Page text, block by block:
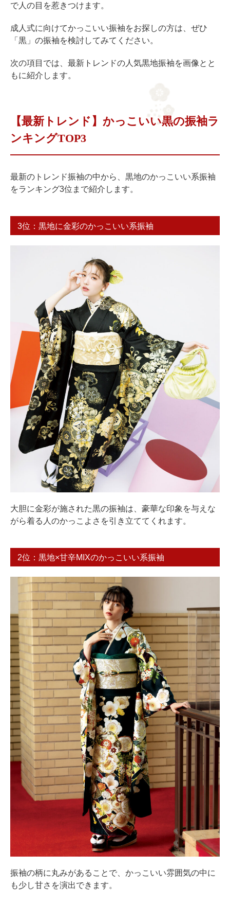
で人の目を惹きつけます。
成人式に向けてかっこいい振袖をお探しの方は、ぜひ
「黒」の振袖を検討してみてください。
次の項目では、最新トレンドの人気黒地振袖を画像とと
もに紹介します。
【最新トレンド】かっこいい黒の振袖ラ
ンキングTOP3
最新のトレンド振袖の中から、黒地のかっこいい系振袖
をランキング3位まで紹介します。
3位：黒地に金彩のかっこいい系振袖
大胆に金彩が施された黒の振袖は、豪華な印象を与えな
がら着る人のかっこよさを引き立ててくれます。
2位：黒地×甘辛MIXのかっこいい系振袖
振袖の柄に丸みがあることで、かっこいい雰囲気の中に
も少し甘さを演出できます。